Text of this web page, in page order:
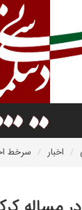
اخبار سرخط